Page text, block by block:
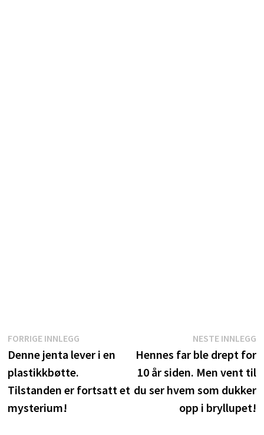
Innleggsnavigasjon
FORRIGE INNLEGGForrige
innlegg:
Denne jenta lever i en
plastikkbøtte.
Tilstanden er fortsatt et
mysterium!
NESTE INNLEGG
Hennes far ble drept for
10 år siden. Men vent til
du ser hvem som dukker
opp i bryllupet!